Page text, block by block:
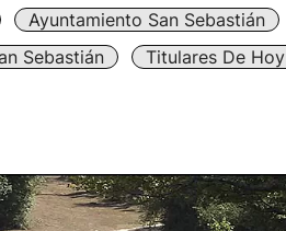
Ayuntamiento San Sebastián
Sebastián
Titulares De Hoy